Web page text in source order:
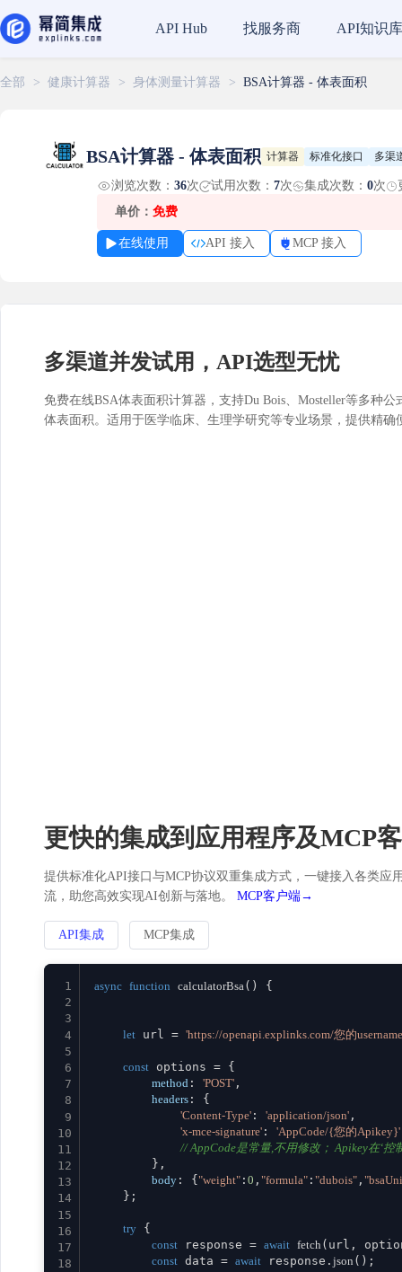
全部 > 健康计算器 > 身体测量计算器 > BSA计算器 - 体表面积
BSA计算器 - 体表面积 计算器 标准化接口 多渠
浏览次数： 36次 试用次数： 7次 集成次数： 0次
单价： 免费
在线使用 API 接入 MCP 接入
多渠道并发试用，API选型无忧
免费在线BSA体表面积计算器，支持Du Bois、Mosteller等多种
体表面积。适用于医学临床、生理学研究等专业场景，提供精确
更快的集成到应用程序及MCP
提供标准化API接口与MCP协议双重集成方式，一键接入各类
流，助您高效实现AI创新与落地。 MCP客户端→
API集成 MCP集成
1
2
3
4
5
6
7
8
9
10
11
12
13
14
15
16
17
18
async function calculatorBsa( ) {
let url = 'https://openapi.explinks.com/您的
const options = {
method : 'POST' ,
headers : {
'Content-Type' : 'application/json' ,
'x-mce-signature' : 'AppCode/{您的Apikey}'
// AppCode是常量,不用修改； Apikey在‘控
        },
body : { "weight" : 0 , "formula" : "dubois" ,
    };
try {
const response = await fetch (url,
const data = await response. json ();
API Hub 找服务商 API知识库